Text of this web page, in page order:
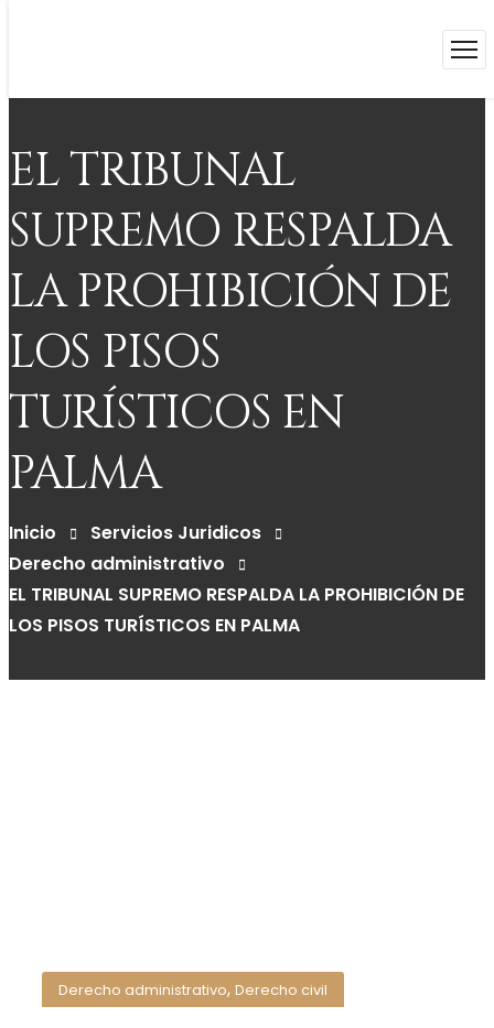
EL TRIBUNAL
SUPREMO RESPALDA
LA PROHIBICIÓN DE
LOS PISOS
TURÍSTICOS EN
PALMA
Inicio
Servicios Juridicos
Derecho administrativo
EL TRIBUNAL SUPREMO RESPALDA LA PROHIBICIÓN DE
LOS PISOS TURÍSTICOS EN PALMA
Derecho administrativo, Derecho civil